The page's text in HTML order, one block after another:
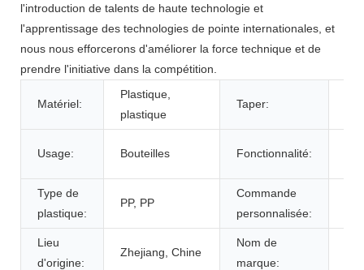
l'introduction de talents de haute technologie et
l'apprentissage des technologies de pointe internationales, et
nous nous efforcerons d'améliorer la force technique et de
prendre l'initiative dans la compétition.
Matériel:
Plastique,
plastique
Taper:
Usage: Bouteilles Fonctionnalité:
Type de
plastique:
PP, PP
Commande
personnalisée:
Lieu
d'origine:
Zhejiang, Chine
Nom de
marque: